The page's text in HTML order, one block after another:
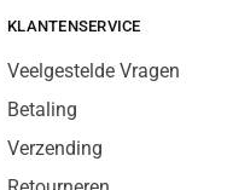
KLANTENSERVICE
Veelgestelde Vragen
Betaling
Verzending